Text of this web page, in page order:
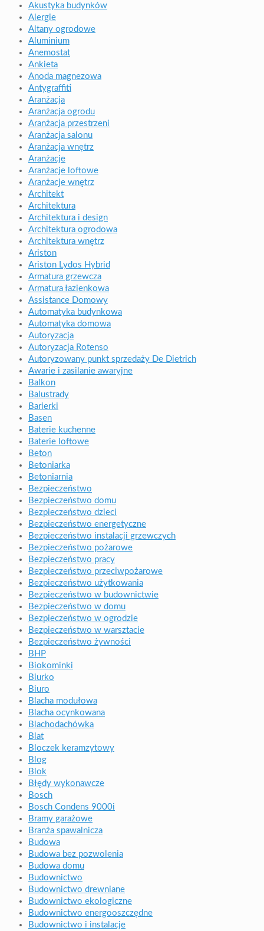
Akustyka budynków
Alergie
Altany ogrodowe
Aluminium
Anemostat
Ankieta
Anoda magnezowa
Antygraffiti
Aranżacja
Aranżacja ogrodu
Aranżacja przestrzeni
Aranżacja salonu
Aranżacja wnętrz
Aranżacje
Aranżacje loftowe
Aranżacje wnętrz
Architekt
Architektura
Architektura i design
Architektura ogrodowa
Architektura wnętrz
Ariston
Ariston Lydos Hybrid
Armatura grzewcza
Armatura łazienkowa
Assistance Domowy
Automatyka budynkowa
Automatyka domowa
Autoryzacja
Autoryzacja Rotenso
Autoryzowany punkt sprzedaży De Dietrich
Awarie i zasilanie awaryjne
Balkon
Balustrady
Barierki
Basen
Baterie kuchenne
Baterie loftowe
Beton
Betoniarka
Betoniarnia
Bezpieczeństwo
Bezpieczeństwo domu
Bezpieczeństwo dzieci
Bezpieczeństwo energetyczne
Bezpieczeństwo instalacji grzewczych
Bezpieczeństwo pożarowe
Bezpieczeństwo pracy
Bezpieczeństwo przeciwpożarowe
Bezpieczeństwo użytkowania
Bezpieczeństwo w budownictwie
Bezpieczeństwo w domu
Bezpieczeństwo w ogrodzie
Bezpieczeństwo w warsztacie
Bezpieczeństwo żywności
BHP
Biokominki
Biurko
Biuro
Blacha modułowa
Blacha ocynkowana
Blachodachówka
Blat
Bloczek keramzytowy
Blog
Blok
Błędy wykonawcze
Bosch
Bosch Condens 9000i
Bramy garażowe
Branża spawalnicza
Budowa
Budowa bez pozwolenia
Budowa domu
Budownictwo
Budownictwo drewniane
Budownictwo ekologiczne
Budownictwo energooszczędne
Budownictwo i instalacje